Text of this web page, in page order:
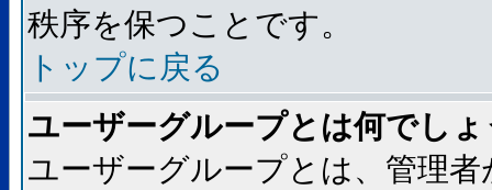
秩序を保つことです。
トップに戻る
ユーザーグループとは何でし
ユーザーグループとは、管理